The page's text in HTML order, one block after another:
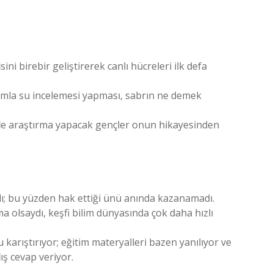
birebir geliştirerek canlı hücreleri ilk defa
su incelemesi yapması, sabrın ne demek
yapacak gençler onun hikayesinden
bu yüzden hak ettiği ünü anında kazanamadı.
olsaydı, keşfi bilim dünyasında çok daha hızlı
eğitim materyalleri bazen yanılıyor ve
cevap veriyor.